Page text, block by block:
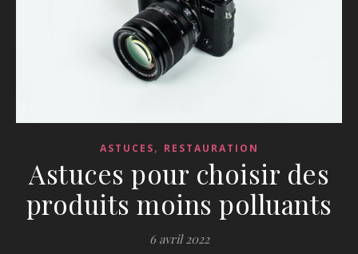
ASTUCES, RESTAURATION
Astuces pour choisir des
produits moins polluants
6 avril 2022